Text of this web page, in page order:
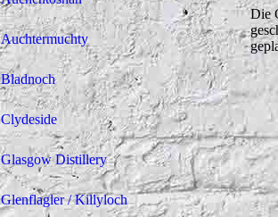
Auchtermuchty
Bladnoch
Clydeside
Glasgow Distillery
Glenflagler / Killyloch
Die